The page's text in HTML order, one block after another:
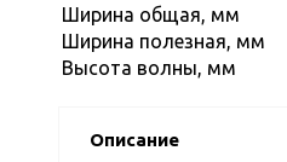
Ширина общая, мм
Ширина полезная, мм
Высота волны, мм
Описание